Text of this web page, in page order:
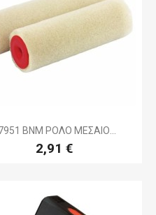
Γρήγορη προβολή
BNM ΡΟΛΟ ΜΕΣΑΙΟ...
2,91 €